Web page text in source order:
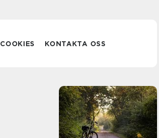
COOKIES KONTAKTA OSS